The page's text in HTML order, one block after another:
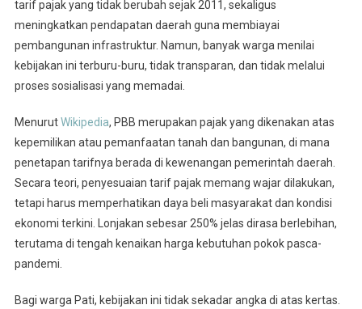
tarif pajak yang tidak berubah sejak 2011, sekaligus
meningkatkan pendapatan daerah guna membiayai
pembangunan infrastruktur. Namun, banyak warga menilai
kebijakan ini terburu-buru, tidak transparan, dan tidak melalui
proses sosialisasi yang memadai.
MenurutWikipedia, PBB merupakan pajak yang dikenakan atas
kepemilikan atau pemanfaatan tanah dan bangunan, di mana
penetapan tarifnya berada di kewenangan pemerintah daerah.
Secara teori, penyesuaian tarif pajak memang wajar dilakukan,
tetapi harus memperhatikan daya beli masyarakat dan kondisi
ekonomi terkini. Lonjakan sebesar 250% jelas dirasa berlebihan,
terutama di tengah kenaikan harga kebutuhan pokok pasca-
pandemi.
Bagi warga Pati, kebijakan ini tidak sekadar angka di atas kertas.